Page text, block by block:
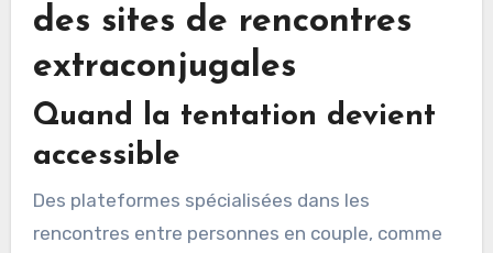
des sites de rencontres
extraconjugales
Quand la tentation devient
accessible
Des plateformes spécialisées dans les
rencontres entre personnes en couple, comme